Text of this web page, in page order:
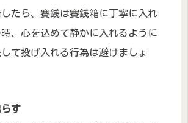
たら、賽銭は賽銭箱に丁寧に入れ
、心を込めて静かに入れるように
て投げ入れる行為は避けましょ
す